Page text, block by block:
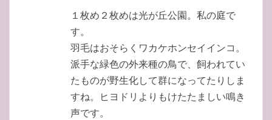
１枚め２枚めは光が丘公園。私の庭で
す。
羽毛はおそらくワカケホンセイインコ。
派手な緑色の外来種の鳥で、飼われてい
たものが野生化して群になってたりしま
すね。ヒヨドリよりもけたたましい鳴き
声です。